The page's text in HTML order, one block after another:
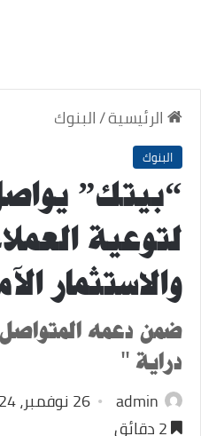
الرئيسية/البنوك
البنوك
“بيتك”
لتوعية
والاستثمار
ضمن دعمه
دراية "
admin 26 نوفمبر، 2024